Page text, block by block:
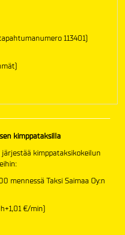
113401)
kimppataksilla
järjestää kimppataksikokeilun
mennessä Taksi Saimaa Oy:n
€/min)